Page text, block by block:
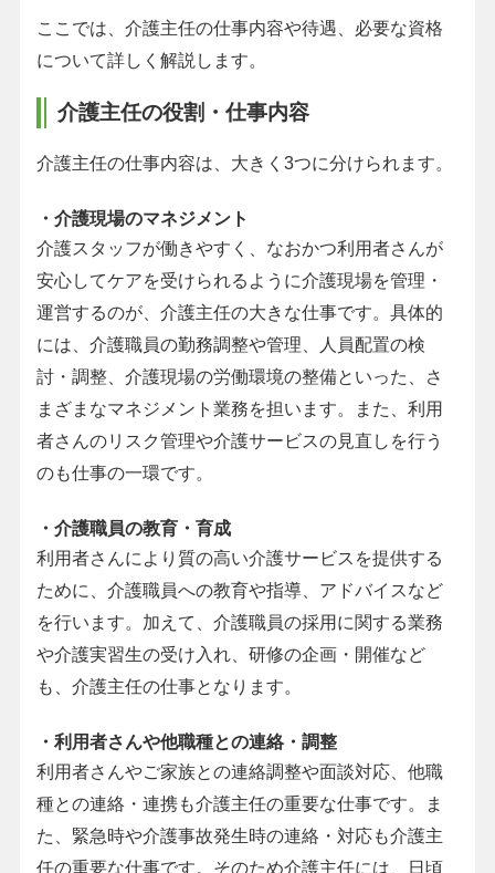
ここでは、介護主任の仕事内容や待遇、必要な資格
について詳しく解説します。
介護主任の役割・仕事内容
介護主任の仕事内容は、大きく3つに分けられます。
・介護現場のマネジメント
介護スタッフが働きやすく、なおかつ利用者さんが
安心してケアを受けられるように介護現場を管理・
運営するのが、介護主任の大きな仕事です。具体的
には、介護職員の勤務調整や管理、人員配置の検
討・調整、介護現場の労働環境の整備といった、さ
まざまなマネジメント業務を担います。また、利用
者さんのリスク管理や介護サービスの見直しを行う
のも仕事の一環です。
・介護職員の教育・育成
利用者さんにより質の高い介護サービスを提供する
ために、介護職員への教育や指導、アドバイスなど
を行います。加えて、介護職員の採用に関する業務
や介護実習生の受け入れ、研修の企画・開催など
も、介護主任の仕事となります。
・利用者さんや他職種との連絡・調整
利用者さんやご家族との連絡調整や面談対応、他職
種との連絡・連携も介護主任の重要な仕事です。ま
た、緊急時や介護事故発生時の連絡・対応も介護主
任の重要な仕事です。そのため介護主任には、日頃